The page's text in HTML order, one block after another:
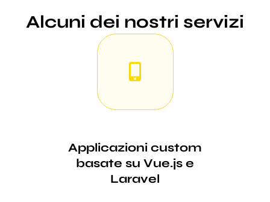
Alcuni dei nostri servizi
Applicazioni custom
basate su Vue.js e
Laravel